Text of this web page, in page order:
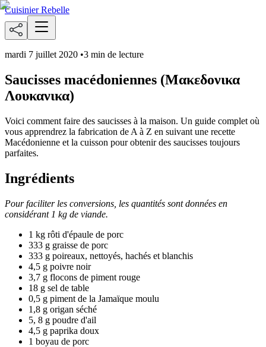
Cuisinier Rebelle
mardi 7 juillet 2020 •3 min de lecture
Saucisses macédoniennes (Μακεδονικα
Λουκανικα)
Voici comment faire des saucisses à la maison. Un guide complet où
vous apprendrez la fabrication de A à Z en suivant une recette
Macédonienne et la cuisson pour obtenir des saucisses toujours
parfaites.
Ingrédients
Pour faciliter les conversions, les quantités sont données en
considérant 1 kg de viande.
1 kg rôti d'épaule de porc
333 g graisse de porc
333 g poireaux, nettoyés, hachés et blanchis
4,5 g poivre noir
3,7 g flocons de piment rouge
18 g sel de table
0,5 g piment de la Jamaïque moulu
1,8 g origan séché
5, 8 g poudre d'ail
4,5 g paprika doux
1 boyau de porc